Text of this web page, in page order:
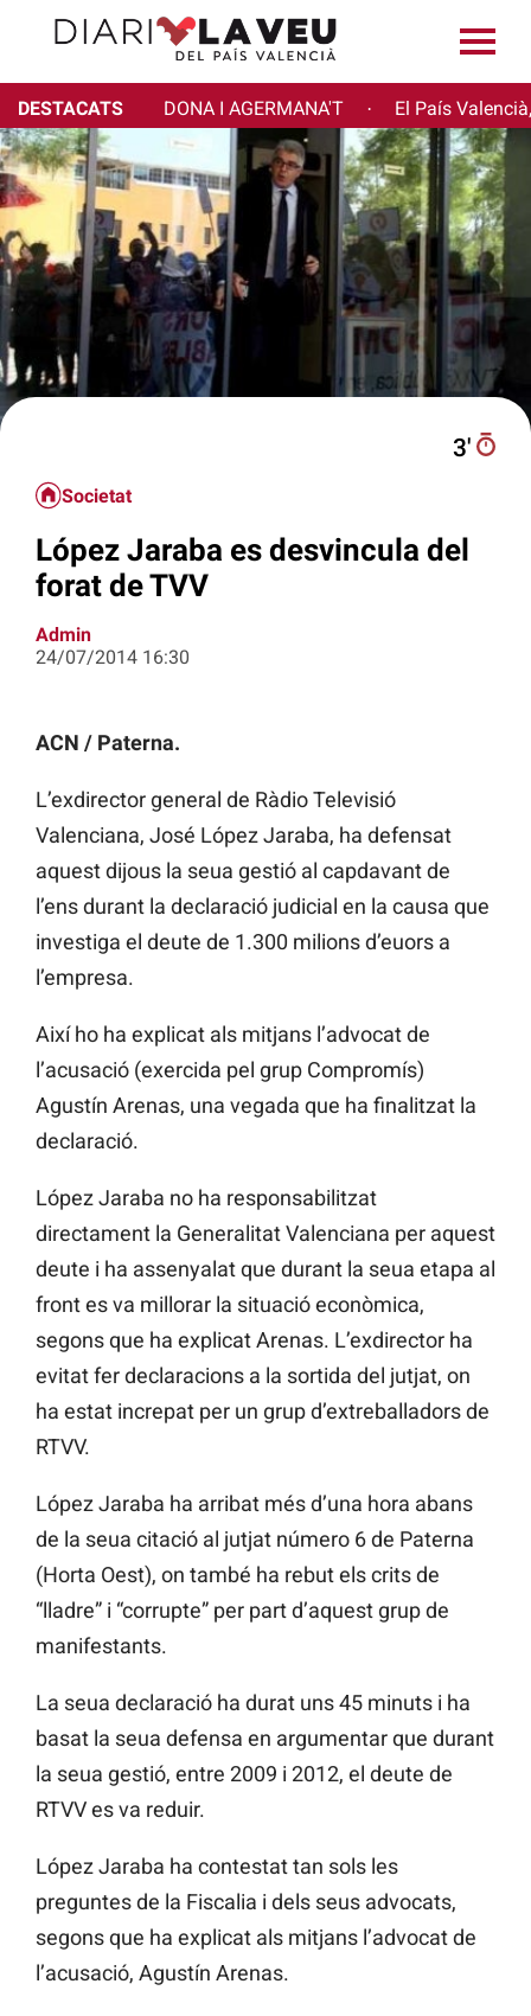
DESTACATS DONA I AGERMANA'T · El País
3′
Societat
López Jaraba es desvincula del
forat de TVV
Admin
24/07/2014 16:30
ACN / Paterna.
L’exdirector general de Ràdio Televisió
Valenciana, José López Jaraba, ha defensat
aquest dijous la seua gestió al capdavant de
l’ens durant la declaració judicial en la causa que
investiga el deute de 1.300 milions d’euors a
l’empresa.
Així ho ha explicat als mitjans l’advocat de
l’acusació (exercida pel grup Compromís)
Agustín Arenas, una vegada que ha finalitzat la
declaració.
López Jaraba no ha responsabilitzat
directament la Generalitat Valenciana per aquest
deute i ha assenyalat que durant la seua etapa al
front es va millorar la situació econòmica,
segons que ha explicat Arenas. L’exdirector ha
evitat fer declaracions a la sortida del jutjat, on
ha estat increpat per un grup d’extreballadors de
RTVV.
López Jaraba ha arribat més d’una hora abans
de la seua citació al jutjat número 6 de Paterna
(Horta Oest), on també ha rebut els crits de
“lladre” i “corrupte” per part d’aquest grup de
manifestants.
La seua declaració ha durat uns 45 minuts i ha
basat la seua defensa en argumentar que durant
la seua gestió, entre 2009 i 2012, el deute de
RTVV es va reduir.
López Jaraba ha contestat tan sols les
preguntes de la Fiscalia i dels seus advocats,
segons que ha explicat als mitjans l’advocat de
l’acusació, Agustín Arenas.